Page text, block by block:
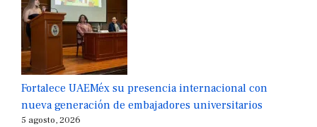
Fortalece UAEMéx su presencia internacional con
nueva generación de embajadores universitarios
5 agosto, 2026